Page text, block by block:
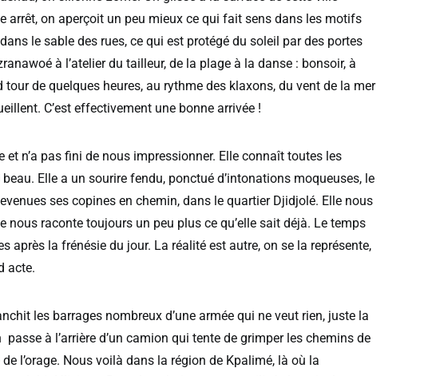
arrêt, on aperçoit un peu mieux ce qui fait sens dans les motifs
le sable des rues, ce qui est protégé du soleil par des portes
à l’atelier du tailleur, de la plage à la danse : bonsoir, à
tour de quelques heures, au rythme des klaxons, du vent de la mer
C’est effectivement une bonne arrivée !
n’a pas fini de nous impressionner. Elle connaît toutes les
Elle a un sourire fendu, ponctué d’intonations moqueuses, le
ses copines en chemin, dans le quartier Djidjolé. Elle nous
nous raconte toujours un peu plus ce qu’elle sait déjà. Le temps
après la frénésie du jour. La réalité est autre, on se la représente,
acte.
les barrages nombreux d’une armée qui ne veut rien, juste la
passe à l’arrière d’un camion qui tente de grimper les chemins de
l’orage. Nous voilà dans la région de Kpalimé, là où la